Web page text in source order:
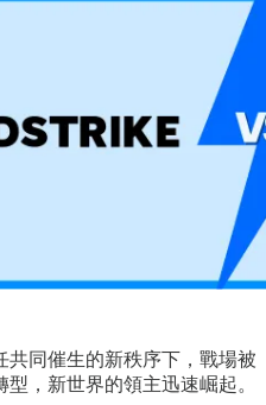
同催生的新秩序下，戰場被
，新世界的領主迅速崛起。